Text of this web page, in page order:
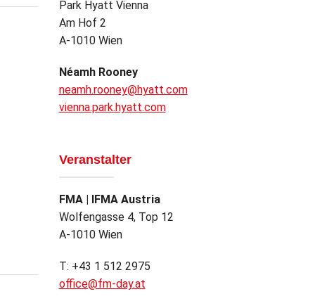
Park Hyatt Vienna
Am Hof 2
A-1010 Wien
Néamh Rooney
neamh.rooney@hyatt.com
vienna.park.hyatt.com
Veranstalter
FMA | IFMA Austria
Wolfengasse 4, Top 12
A-1010 Wien
T: +43 1 512 2975
office@fm-day.at